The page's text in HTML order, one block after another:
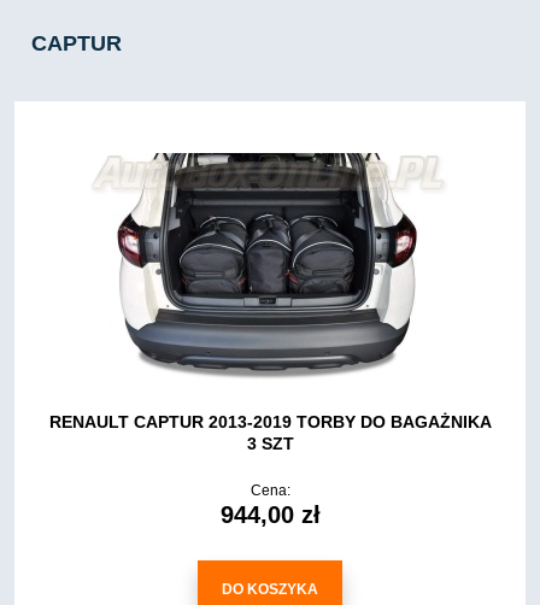
CAPTUR
RENAULT CAPTUR 2013-2019 TORBY DO BAGAŻNIKA
3 SZT
Cena:
944,00 zł
DO KOSZYKA